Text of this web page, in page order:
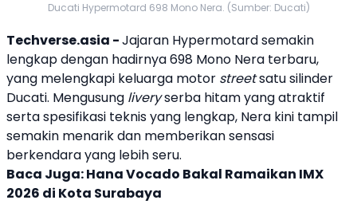
Ducati Hypermotard 698 Mono Nera. (Sumber: Ducati)
Techverse.asia -Jajaran Hypermotard semakin
lengkap dengan hadirnya 698 Mono Nera terbaru,
yang melengkapi keluarga motor streetsatu silinder
Ducati. Mengusung liveryserba hitam yang atraktif
serta spesifikasi teknis yang lengkap, Nera kini tampil
semakin menarik dan memberikan sensasi
berkendara yang lebih seru.
Baca Juga:Hana Vocado Bakal Ramaikan IMX
2026 di Kota Surabaya